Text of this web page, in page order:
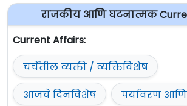
राजकीय आणि घटनात्मक
Current Affairs:
चर्चेतील व्यक्ती / व्यक्तिविशेष
आजचे दिनविशेष
पर्यावरण